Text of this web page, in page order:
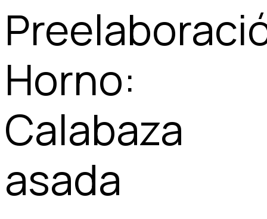
Horno:
Calabaza
asada